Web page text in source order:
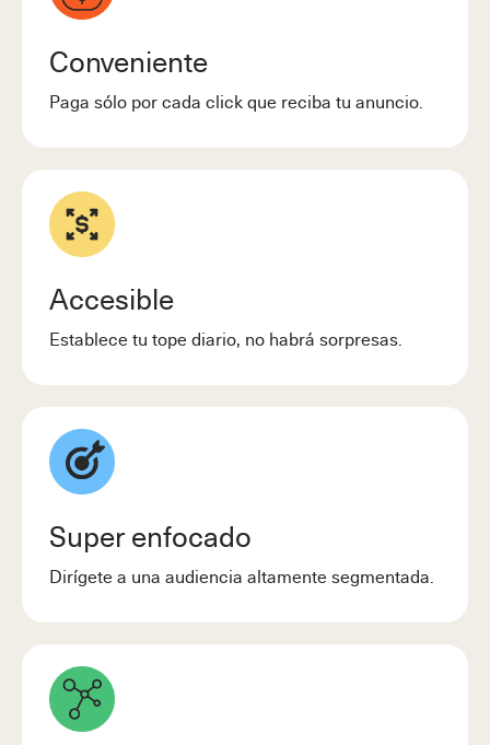
Conveniente
Paga sólo por cada click que reciba tu anuncio.
Accesible
Establece tu tope diario, no habrá sorpresas.
Super enfocado
Dirígete a una audiencia altamente segmentada.